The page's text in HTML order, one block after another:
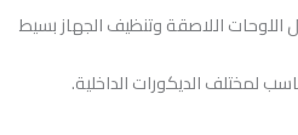
اللوحات اللاصقة وتنظيف الجهاز بسيط
لمختلف الديكورات الداخلية.